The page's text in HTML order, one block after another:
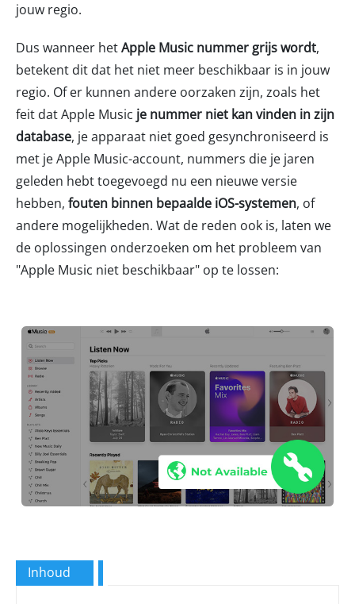
jouw regio.
Dus wanneer hetApple Music nummer grijs wordt,
betekent dit dat het niet meer beschikbaar is in jouw
regio. Of er kunnen andere oorzaken zijn, zoals het
feit dat Apple Music je nummer niet kan vinden in zijn
database, je apparaat niet goed gesynchroniseerd is
met je Apple Music-account, nummers die je jaren
geleden hebt toegevoegd nu een nieuwe versie
hebben, fouten binnen bepaalde iOS-systemen, of
andere mogelijkheden. Wat de reden ook is, laten we
de oplossingen onderzoeken om het probleem van
"Apple Music niet beschikbaar" op te lossen:
Inhoud